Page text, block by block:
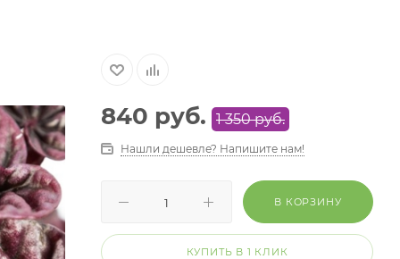
840 руб. 1 350руб.
Нашли дешевле? Напишите нам!
В КОРЗИНУ
КУПИТЬ В 1 КЛИК